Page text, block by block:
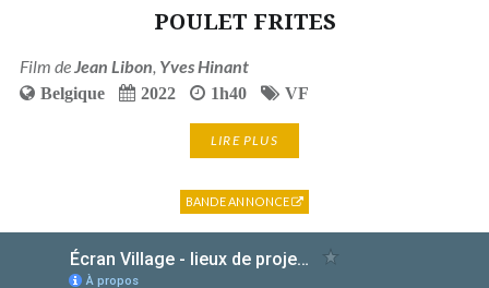
POULET FRITES
Film de Jean Libon Yves Hinant
Belgique 2022 1h40 VF
LIRE PLUS
BANDE ANNONCE